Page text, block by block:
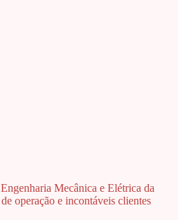
Mecânica e Elétrica da
operação e incontáveis clientes